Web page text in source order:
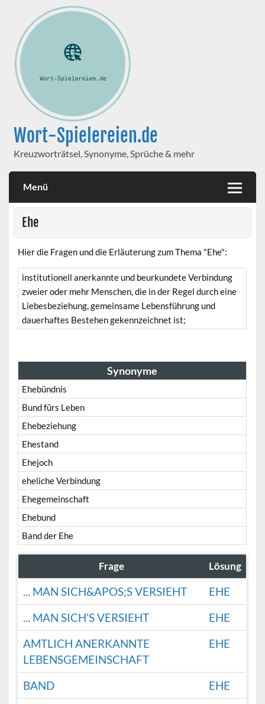
Wort-Spielereien.de
Kreuzworträtsel, Synonyme, Sprüche & mehr
Menü
Ehe
Hier die Fragen und die Erläuterung zum Thema "Ehe":
institutionell anerkannte und beurkundete Verbindung
zweier oder mehr Menschen, die in der Regel durch eine
Liebesbeziehung, gemeinsame Lebensführung und
dauerhaftes Bestehen gekennzeichnet ist;
Synonyme
Ehebündnis
Bund fürs Leben
Ehebeziehung
Ehestand
Ehejoch
eheliche Verbindung
Ehegemeinschaft
Ehebund
Band der Ehe
Frage Lösung
... MAN SICH&APOS;S VERSIEHT
EHE
... MAN SICH'S VERSIEHT
EHE
AMTLICH ANERKANNTE
LEBENSGEMEINSCHAFT
EHE
BAND
EHE